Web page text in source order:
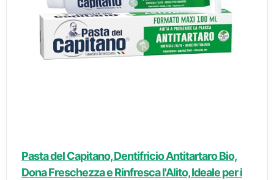
Pasta del Capitano, Dentifricio Antitartaro Bio,
Dona Freschezza e Rinfresca l'Alito, Ideale per i